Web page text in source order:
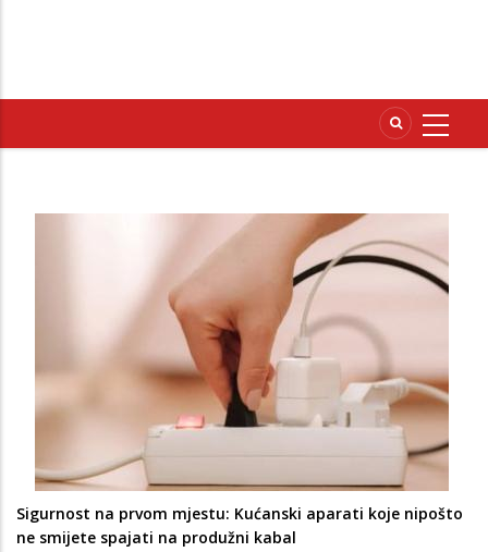
Sigurnost na prvom mjestu: Kućanski aparati koje nipošto
ne smijete spajati na produžni kabal